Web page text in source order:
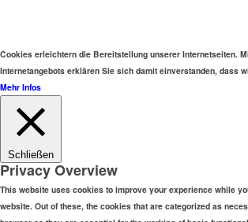
Cookies erleichtern die Bereitstellung unserer Internetseiten.
Internetangebots erklären Sie sich damit einverstanden, dass
Mehr Infos
Schließen
Privacy Overview
This website uses cookies to improve your experience while
website. Out of these, the cookies that are categorized as